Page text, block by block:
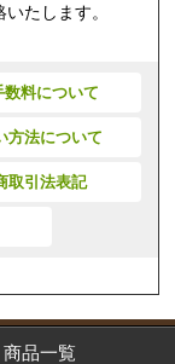
たします。
数料について
方法について
取引法表記
商品一覧